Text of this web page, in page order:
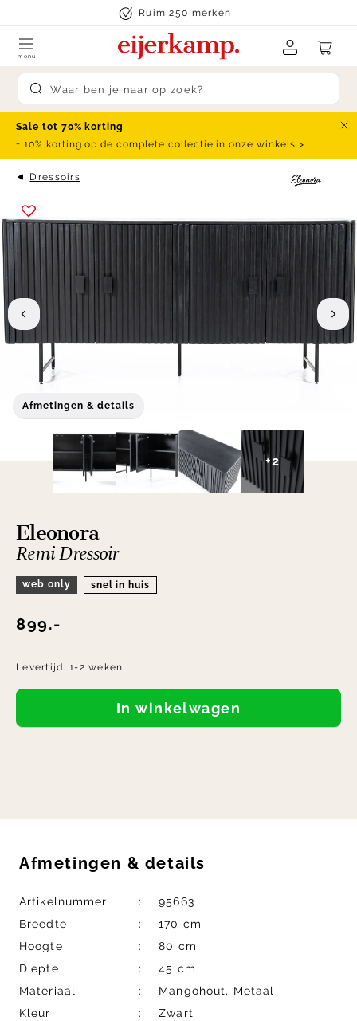
Ruim 250 merken
Submit search
menu
Sale tot 70% korting
+ 10% korting op de complete collectie in onze winkels >
Dressoirs
Afmetingen & details
+2
Eleonora
Remi Dressoir
web only snel in huis
899.-
Levertijd:1-2 weken
In winkelwagen
Afmetingen & details
Artikelnummer
95663
Breedte
170 cm
Hoogte
80 cm
Diepte
45 cm
Materiaal
Mangohout, Metaal
Kleur
Zwart